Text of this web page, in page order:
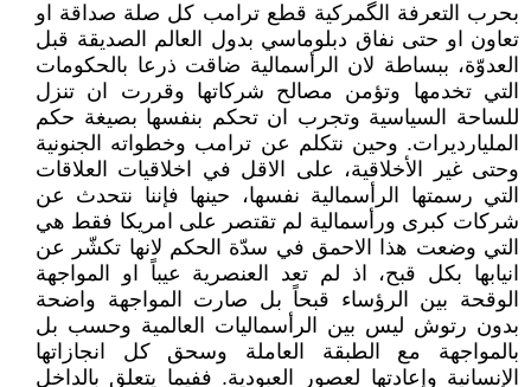
بحرب التعرفة الگمركية قطع ترامب كل صلة صداقة او
تعاون او حتى نفاق دبلوماسي بدول العالم الصديقة قبل
العدوّة، ببساطة لان الرأسمالية ضاقت ذرعا بالحكومات
التي تخدمها وتؤمن مصالح شركاتها وقررت ان تنزل
للساحة السياسية وتجرب ان تحكم بنفسها بصيغة حكم
المليارديرات. وحين نتكلم عن ترامب وخطواته الجنونية
وحتى غير الأخلاقية، على الاقل في اخلاقيات العلاقات
التي رسمتها الرأسمالية نفسها، حينها فإننا نتحدث عن
شركات كبرى ورأسمالية لم تقتصر على امريكا فقط هي
التي وضعت هذا الاحمق في سدّة الحكم لانها تكشّر عن
انيابها بكل قبح، اذ لم تعد العنصرية عيباً او المواجهة
الوقحة بين الرؤساء قبحاً بل صارت المواجهة واضحة
بدون رتوش ليس بين الرأسماليات العالمية وحسب بل
بالمواجهة مع الطبقة العاملة وسحق كل انجازاتها
الإنسانية وإعادتها لعصور العبودية. ففيما يتعلق بالداخل